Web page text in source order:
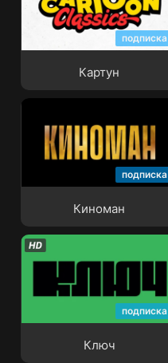
подписка
Картун
подписка
Киноман
подписка
Ключ